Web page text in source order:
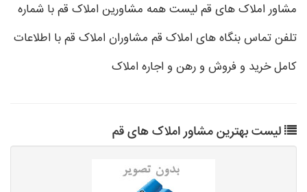
مشاور املاک های قم لیست همه مشاورین املاک قم با شماره
تلفن تماس بنگاه های املاک قم مشاوران املاک قم با اطلاعات
کامل خرید و فروش و رهن و اجاره املاک
لیست بهترین مشاور املاک های قم